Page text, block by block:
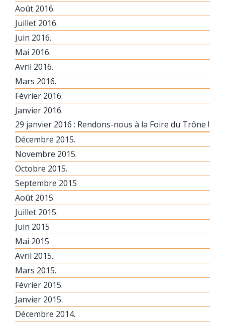
Août 2016.
Juillet 2016.
Juin 2016.
Mai 2016.
Avril 2016.
Mars 2016.
Février 2016.
Janvier 2016.
29 janvier 2016 : Rendons-nous à la Foire du Trône !
Décembre 2015.
Novembre 2015.
Octobre 2015.
Septembre 2015
Août 2015.
Juillet 2015.
Juin 2015
Mai 2015
Avril 2015.
Mars 2015.
Février 2015.
Janvier 2015.
Décembre 2014.